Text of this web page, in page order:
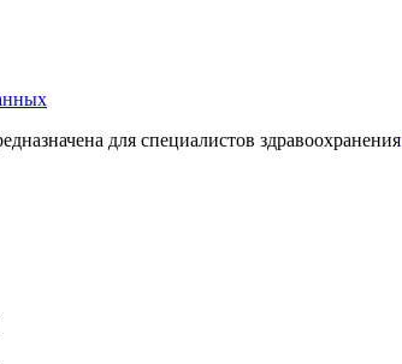
для специалистов здравоохранения